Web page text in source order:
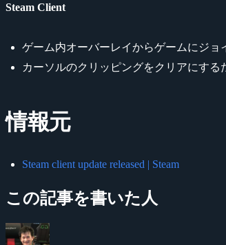
Steam Client
ゲーム内オーバーレイからゲームにジ
カーソルのクリッピングをクリアにす
情報元
Steam client update released | Steam
この記事を書いた人